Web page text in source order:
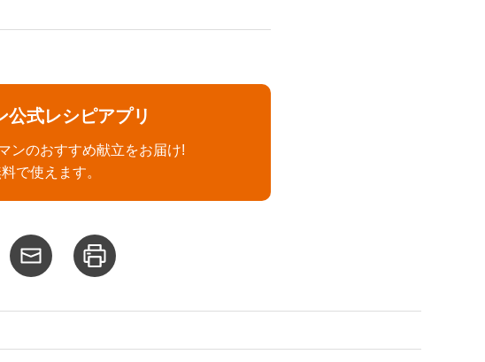
公式レシピアプリ
ンのおすすめ献立をお届け!
で使えます。